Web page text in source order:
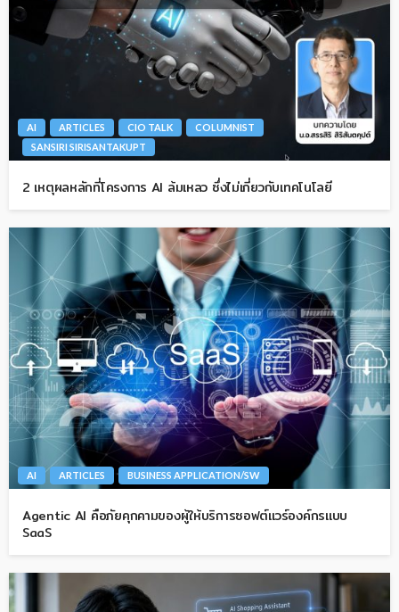
AI ARTICLES CIO TALK
COLUMNIST
SANSIRI SIRISANTAKUPT
2 เหตุผลหลักที่โครงการ AI ล้มเหลว ซึ่งไม่เกี่ยวกับเทคโนโลยี
AI ARTICLES BUSINESS APPLICATION/SW
Agentic AI คือภัยคุกคามของผู้ให้บริการซอฟต์แวร์องค์กรแบบ
SaaS